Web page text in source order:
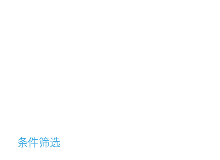
条件筛选